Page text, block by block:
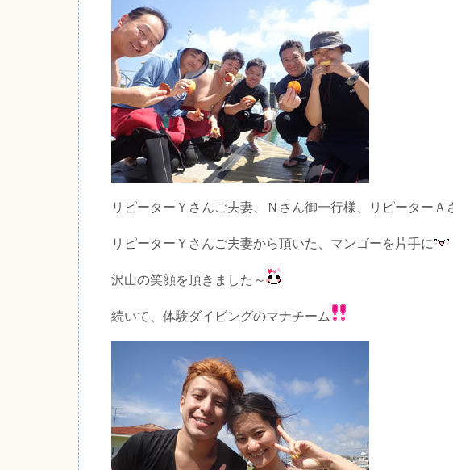
リピーターＹさんご夫妻、Ｎさん御一行様、リピーターＡ
リピーターＹさんご夫妻から頂いた、マンゴーを片手に
沢山の笑顔を頂きました～
続いて、体験ダイビングのマナチーム